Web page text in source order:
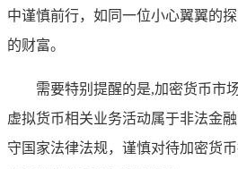
中谨慎前行，如同一位小心翼翼的
的财富。
需要特别提醒的是,加密货币市
虚拟货币相关业务活动属于非法金
守国家法律法规，谨慎对待加密货